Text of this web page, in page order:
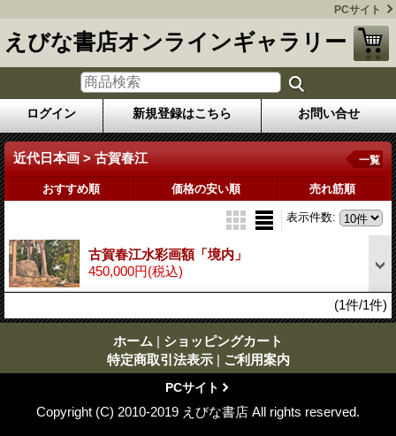
PCサイト
えびな書店オンラインギャラリー
ログイン 新規登録はこちら お問い合せ
近代日本画 > 古賀春江 一覧
おすすめ順 価格の安い順 売れ筋順
表示件数:
古賀春江水彩画額「境内」
450,000円(税込)
(1件/1件)
ホーム | ショッピングカート
特定商取引法表示 | ご利用案内
PCサイト
Copyright (C) 2010-2019 えびな書店 All rights reserved.